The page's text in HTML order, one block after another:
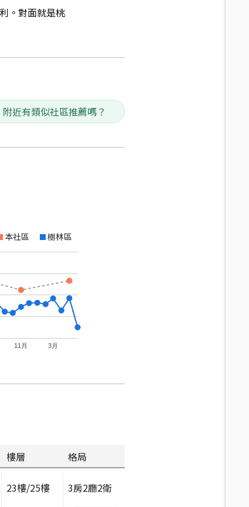
。對面就是桃
附近有類似社區推薦嗎？
本社區 樹林區
11月 3月
樓層 格局
23樓/25樓 3房2廳2衛